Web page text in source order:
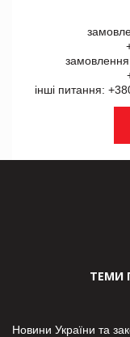
інші питання:
ТЕМИ
Новини України та